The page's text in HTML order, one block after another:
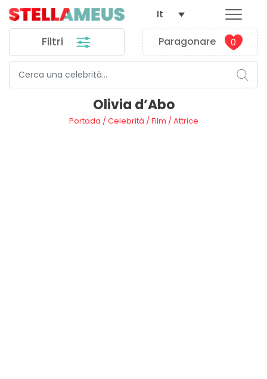
Filtri Paragonare 0
It
Olivia d’Abo
Portada /Celebrità /Film /Attrice